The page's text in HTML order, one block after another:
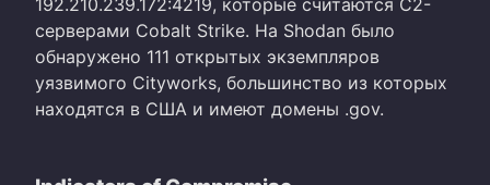
192.210.239.172:4219, которые считаются C2-
серверами Cobalt Strike. На Shodan было
обнаружено 111 открытых экземпляров
уязвимого Cityworks, большинство из которых
находятся в США и имеют домены .gov.